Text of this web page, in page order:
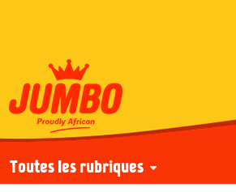
Toutes les rubriques